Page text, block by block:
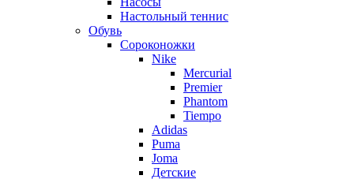
Настольный теннис
Обувь
Сороконожки
Nike
Mercurial
Premier
Phantom
Tiempo
Adidas
Puma
Joma
Детские